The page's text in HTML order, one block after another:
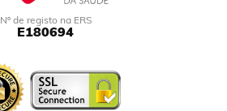
Nº de registo na ERS
E180694